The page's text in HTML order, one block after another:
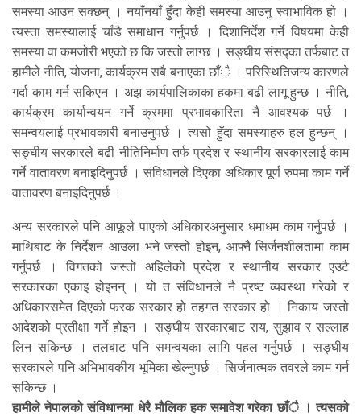
समस्या आउन सक्छन् । नयाँनयाँ हुँदा केही समस्या आउनु स्वाभाविक हो ।
त्यस्ता समस्यालाई चाँडै समाधान गर्नुपर्छ । दिशानिर्देश गर्ने विषयमा केही
समस्या वा कमजोरी भएको छ कि जस्तो लाग्छ । सङ्घीय संसद्का तर्फबाट त
हामीले नीति, योजना, कार्यक्रम सबै बनाएका छाँै । परिस्थितिजन्य कारणले
गर्दा काम गर्न सकिएन । अझ कार्यपालिकाका हकमा बढी लागू हुन्छ । नीति,
कार्यक्रम कार्यान्वयन गर्ने क्रममा प्रभावकारिता नै आवश्यक पर्छ ।
समन्वयलाई प्रभावकारी बनाउनुपर्छ । त्यसो हुँदा समस्याहरु हल हुन्छन् ।
सङ्घीय सरकारले बढी नीतिनिर्माण तर्फ प्रदेश र स्थानीय सरकारलाई काम
गर्ने वातावरण बनाइदिनुपर्छ । संविधानले दिएका अधिकार पूर्ण रुपमा काम गर्ने
वातावरण बनाइदिनुपर्छ ।
अन्य सरकारले पनि आफूले पाएको अधिकारअनुसार धमाधम काम गर्नुपर्छ ।
माथिबाट के निर्देशन आउला भने जस्तो होइन, आफ्नै सिर्जनशीलतामा काम
गर्नुपर्छ । विगतको जस्तो अहिलेको प्रदेश र स्थानीय सरकार एउटै
सरकारका एकाइ होइनन् । यो त संविधानले नै प्रष्ट व्यवस्था गरेको र
अधिकारसमेत दिएको फरक सरकार हो तहगत सरकार हो । निकाय जस्तो
आदेशको प्रतीक्षा गर्ने होइन । सङ्घीय सरकारबाट राय, सुझाव र सल्लाह
लिन सकिन्छ । तलबाट पनि समन्वयका लागि पहल गर्नुपर्छ । सङ्घीय
सरकारले पनि अभिभावकीय भूमिका खेल्नुपर्छ । सिर्जनात्मक तवरले काम गर्न
सकिन्छ ।
हामीले नेपालको संविधानमा धेरै मौलिक हक समावेश गरेका छाँै । त्यसको